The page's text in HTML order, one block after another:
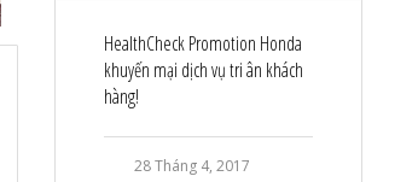
HealthCheck Promotion Honda
khuyến mại dịch vụ tri ân khách
hàng!
28 Tháng 4, 2017